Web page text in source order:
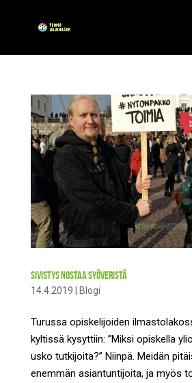
Sivistys nostaa syöveristä
14.4.2019 Blogi
Turussa opiskelijoiden
kyltissä kysyttiin: ”Miksi opiskella
usko tutkijoita?” Niinpä. Meidän
enemmän asiantuntijoita, ja myös